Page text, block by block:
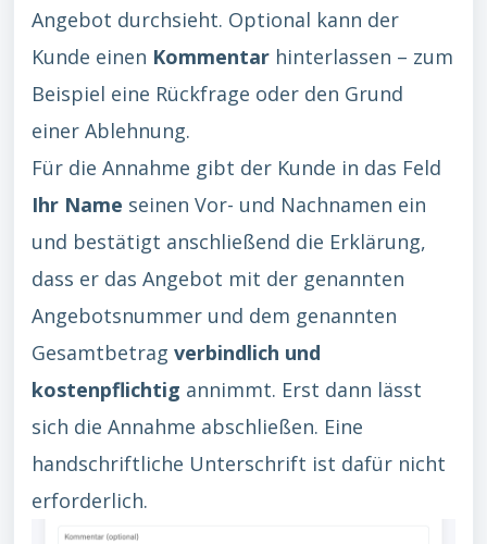
Angebot durchsieht. Optional kann der
Kunde einen Kommentar hinterlassen – zum
Beispiel eine Rückfrage oder den Grund
einer Ablehnung.
Für die Annahme gibt der Kunde in das Feld
Ihr Name seinen Vor- und Nachnamen ein
und bestätigt anschließend die Erklärung,
dass er das Angebot mit der genannten
Angebotsnummer und dem genannten
Gesamtbetrag verbindlich und
kostenpflichtig annimmt. Erst dann lässt
sich die Annahme abschließen. Eine
handschriftliche Unterschrift ist dafür nicht
erforderlich.